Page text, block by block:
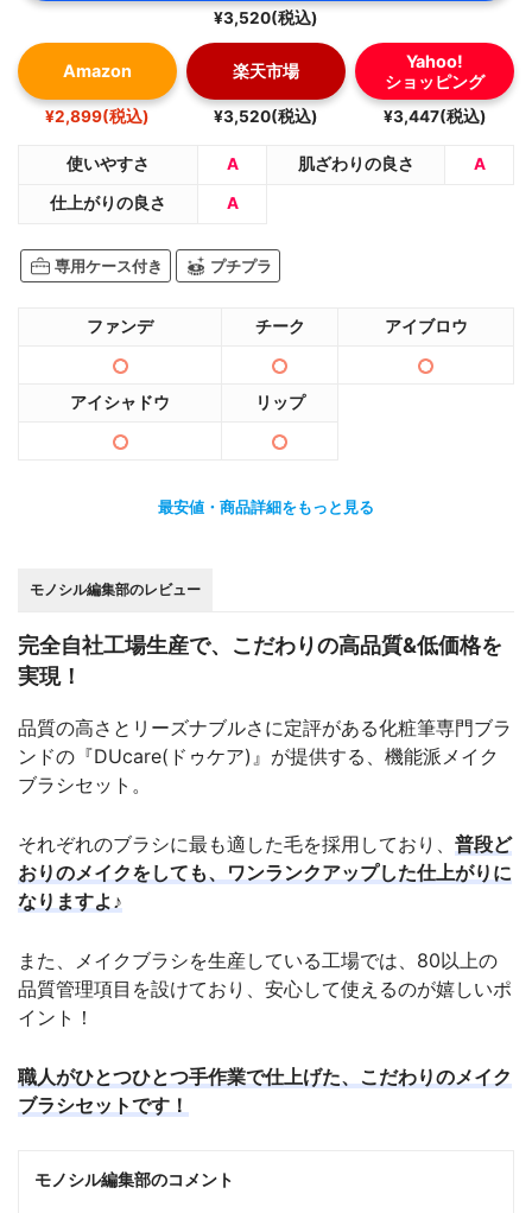
¥3,520(税込)
Amazon
¥2,899(税込)
楽天市場
¥3,520(税込)
Yahoo!
ショッピング
¥3,447(税込)
使いやすさ A 肌ざわりの良さ A
仕上がりの良さ A
専用ケース付き プチプラ
ファンデ チーク アイブロウ
アイシャドウ リップ
最安値・商品詳細をもっと見る
モノシル編集部のレビュー
完全自社工場生産で、こだわりの高品質&低価格を
実現！
品質の高さとリーズナブルさに定評がある化粧筆専門ブラ
ンドの『DUcare(ドゥケア)』が提供する、機能派メイク
ブラシセット。
それぞれのブラシに最も適した毛を採用しており、 普段ど
おりのメイクをしても、ワンランクアップした仕上がりに
なりますよ♪
また、メイクブラシを生産している工場では、80以上の
品質管理項目を設けており、安心して使えるのが嬉しいポ
イント！
職人がひとつひとつ手作業で仕上げた、こだわりのメイク
ブラシセットです！
モノシル編集部のコメント